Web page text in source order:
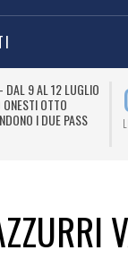
DAL 9 AL 12 LUGLIO
OTTO
I DUE PASS